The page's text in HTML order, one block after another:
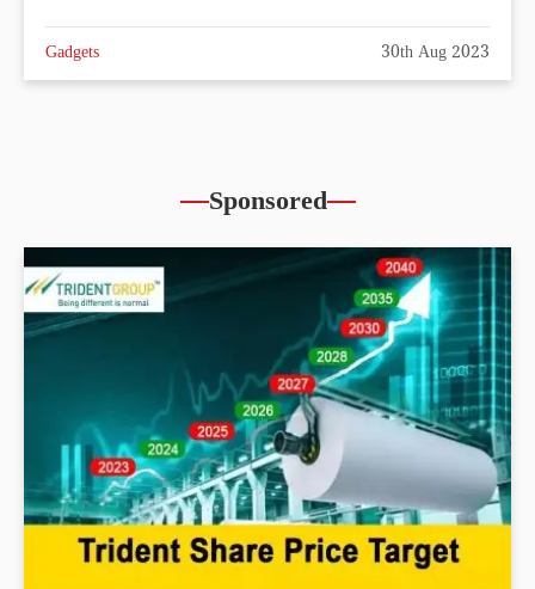
Gadgets 30th Aug 2023
Sponsored